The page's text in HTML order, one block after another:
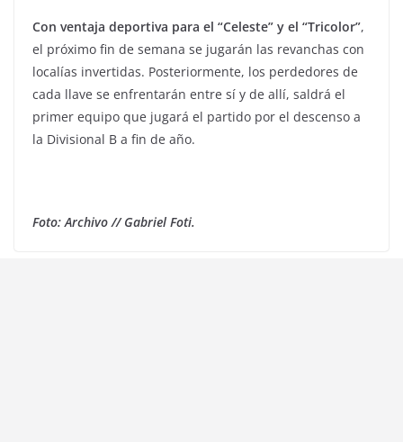
Con ventaja deportiva para el “Celeste” y el “Tricolor”,
el próximo fin de semana se jugarán las revanchas con
localías invertidas. Posteriormente, los perdedores de
cada llave se enfrentarán entre sí y de allí, saldrá el
primer equipo que jugará el partido por el descenso a
la Divisional B a fin de año.
Foto: Archivo // Gabriel Foti.